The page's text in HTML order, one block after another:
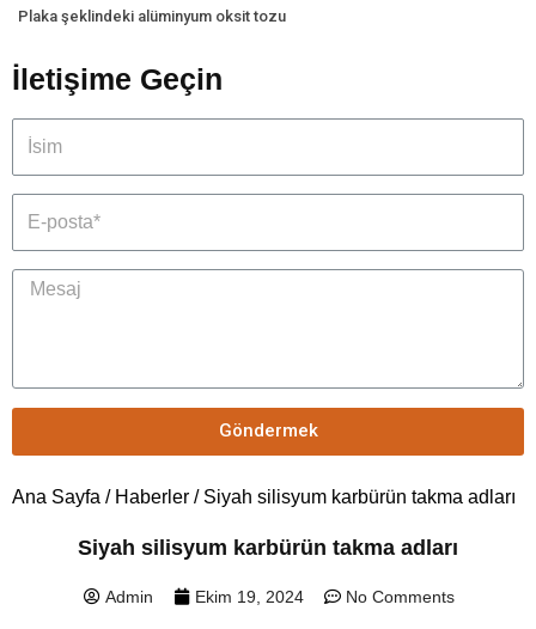
Plaka şeklindeki alüminyum oksit tozu
İletişime Geçin
Göndermek
Ana Sayfa / Haberler / Siyah silisyum karbürün takma adları
Siyah silisyum karbürün takma adları
Admin Ekim 19, 2024 No Comments